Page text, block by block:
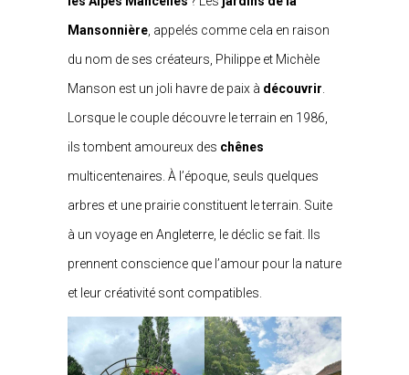
Mansonnière, appelés comme cela en raison
du nom de ses créateurs, Philippe et Michèle
Manson est un joli havre de paix à découvrir.
Lorsque le couple découvre le terrain en 1986,
ils tombent amoureux des chênes
multicentenaires. À l’époque, seuls quelques
arbres et une prairie constituent le terrain. Suite
à un voyage en Angleterre, le déclic se fait. Ils
prennent conscience que l’amour pour la nature
et leur créativité sont compatibles.